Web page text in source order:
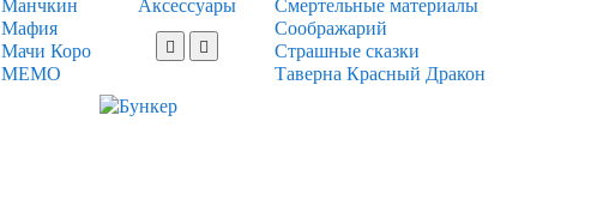
Аксессуары
Манчкин
Мафия
Мачи Коро
МЕМО
Смертельные материалы
Соображарий
Страшные сказки
Таверна Красный Дракон